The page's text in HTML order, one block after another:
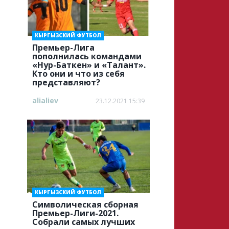
Премьер-Лига
пополнилась командами
«Нур-Баткен» и «Талант».
Кто они и что из себя
представляют?
КЫРГЫЗСКИЙ ФУТБОЛ
alialiev 23.12.2021 15:39
Символическая сборная
Премьер-Лиги-2021.
Собрали самых лучших
КЫРГЫЗСКИЙ ФУТБОЛ